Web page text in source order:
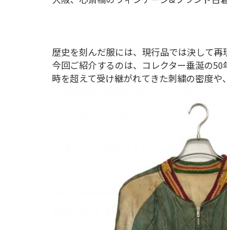
歴史を刻んだ服には、現行品では決して再
今回ご紹介するのは、コレクター垂涎の50
時を超えて受け継がれてきた刺繍の密度や